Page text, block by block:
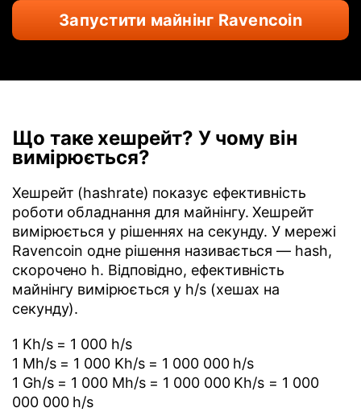
Запустити майнінг Ravencoin
Що таке хешрейт? У чому він
вимірюється?
Хешрейт (hashrate) показує ефективність
роботи обладнання для майнінгу. Хешрейт
вимірюється у рішеннях на секунду. У мережі
Ravencoin одне рішення називається — hash,
скорочено h. Відповідно, ефективність
майнінгу вимірюється у h/s (хешах на
секунду).
1 Kh/s = 1 000 h/s
1 Mh/s = 1 000 Kh/s = 1 000 000 h/s
1 Gh/s = 1 000 Mh/s = 1 000 000 Kh/s = 1 000
000 000 h/s